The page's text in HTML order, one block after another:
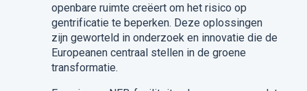
openbare ruimte creëert om het risico op
gentrificatie te beperken. Deze oplossingen
zijn geworteld in onderzoek en innovatie die de
Europeanen centraal stellen in de groene
transformatie.